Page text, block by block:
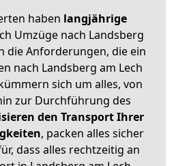
haben langjährige
Umzüge nach Landsberg
die Anforderungen, die ein
nach Landsberg am Lech
sich um alles, von
zur Durchführung des
den Transport Ihrer
, packen alles sicher
dass alles rechtzeitig an